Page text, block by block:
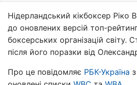
Нідерландський кікбоксер Ріко
до оновлених версій топ-
боксерських організацій світу.
після його поразки від
Про це повідомляє РБК-Україна